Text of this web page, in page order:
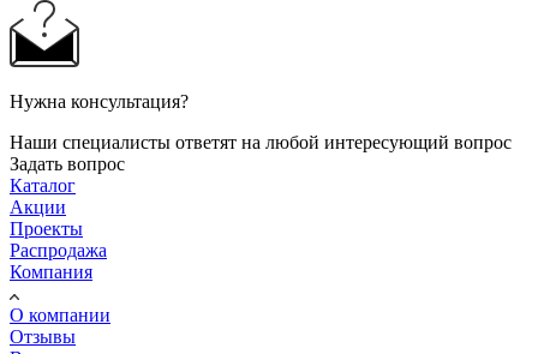
Нужна консультация?
Наши специалисты ответят на любой интересующий вопрос
Задать вопрос
Каталог
Акции
Проекты
Распродажа
Компания
О компании
Отзывы